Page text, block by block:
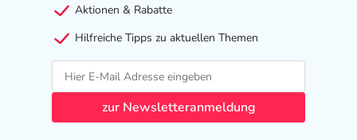
Aktionen & Rabatte
Hilfreiche Tipps zu aktuellen Themen
zur Newsletteranmeldung